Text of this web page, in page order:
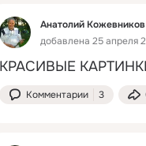
Анатолий Кожевников
добавлена 25 апреля
КРАСИВЫЕ
Комментарии 3